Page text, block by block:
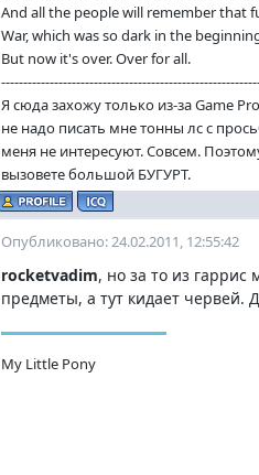
And all the people will remember that
War, which was so dark in the
But now it's over. Over for all.
Я сюда захожу только из-за Game
не надо писать мне тонны лс с
меня не интересуют. Совсем.
вызовете большой БУГУРТ.
Опубликовано: 24.02.2011, 12:55:42
rocketvadim, но за то из гаррис
предметы, а тут кидает червей.
My Little Pony